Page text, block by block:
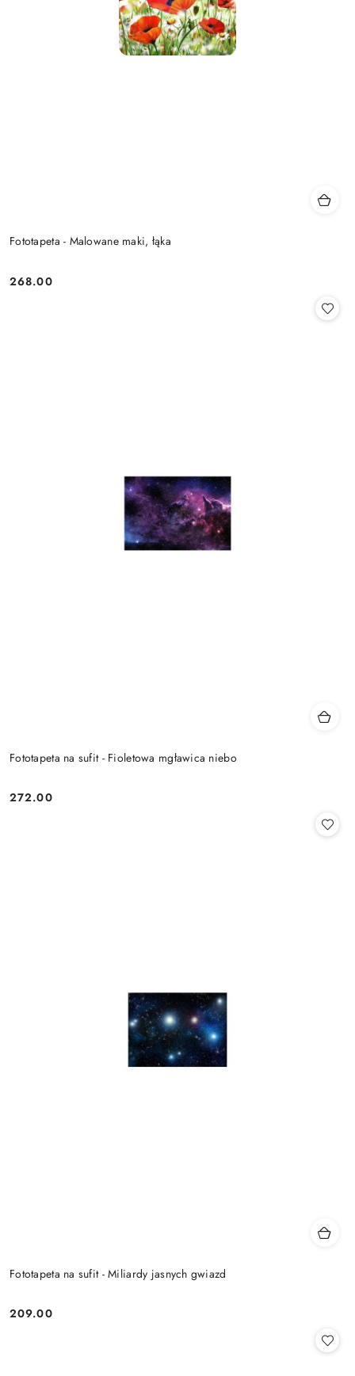
Fototapeta - Malowane maki, łąka
Cena:
268.00
Fototapeta na sufit - Fioletowa mgławica niebo
Cena:
272.00
Fototapeta na sufit - Miliardy jasnych gwiazd
Cena:
209.00